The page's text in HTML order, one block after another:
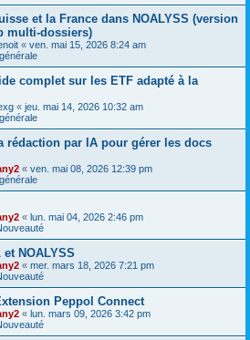
et la France dans NOALYSS (version
multi-dossiers)
« ven. mai 15, 2026 8:24 am
complet sur les ETF adapté à la
« jeu. mai 14, 2026 10:32 am
rédaction par IA pour gérer les docs
« ven. mai 08, 2026 12:39 pm
« lun. mai 04, 2026 2:46 pm
NOALYSS
« mer. mars 18, 2026 7:21 pm
Peppol Connect
« lun. mars 09, 2026 3:42 pm